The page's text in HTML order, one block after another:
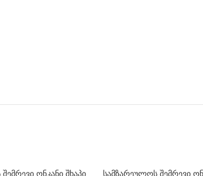
ონკანი შხაპი
სამზარეულოს შემრევი